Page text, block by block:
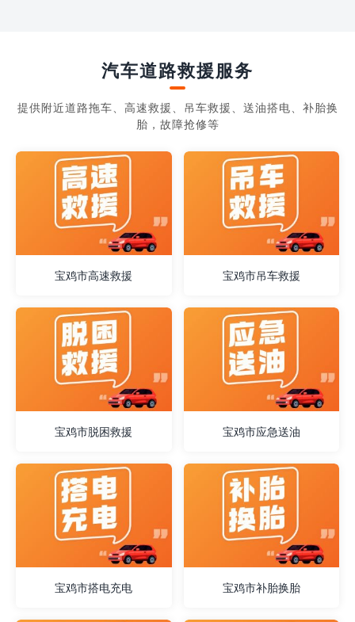
汽车道路救援服务
提供附近道路拖车、高速救援、吊车救援、送油搭电、补胎换
胎，故障抢修等
宝鸡市高速救援 宝鸡市吊车救援
宝鸡市脱困救援 宝鸡市应急送油
宝鸡市搭电充电 宝鸡市补胎换胎